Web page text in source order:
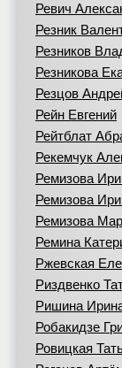
Ревич
Резник
Резников
Резникова
Резцов
Рейн Евгений
Рейтблат
Рекемчук
Ремизова
Ремизова
Ремизова
Ремина
Ржевская
Риздвенко
Ришина
Робакидзе
Ровицкая